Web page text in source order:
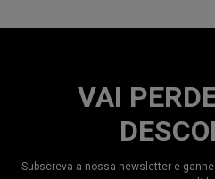
VAI
Subscreva a nossa newsletter e